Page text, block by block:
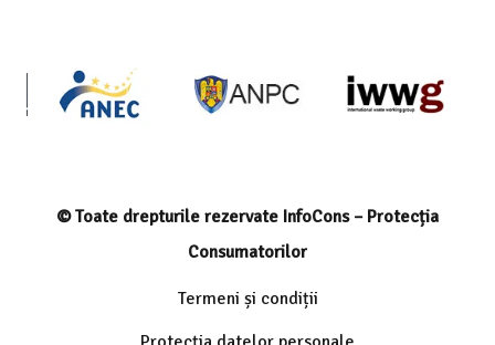
© Toate drepturile rezervate InfoCons – Protecția
Consumatorilor
Termeni și condiții